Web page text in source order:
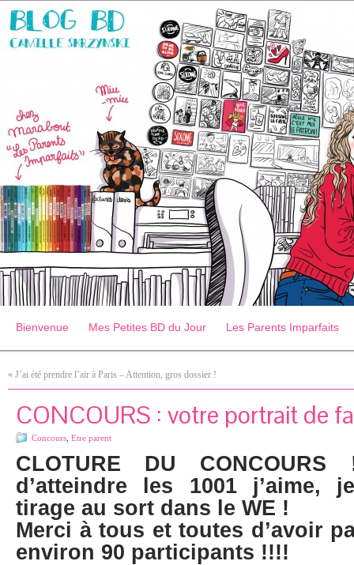
Bienvenue Mes Petites BD du Jour Les Parents Imparfaits
« J’ai été prendre l’air à Paris – Attention, gros dossier !
CONCOURS : votre portrait de
Concours Etre parent
CLOTURE DU
d’atteindre les 1001 j’aime,
tirage au sort dans le WE !
Merci à tous et toutes d’avoir
environ 90 participants !!!!